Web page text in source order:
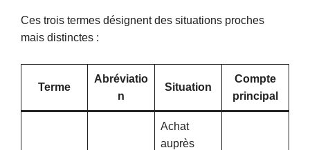
Ces trois termes désignent des situations proches
mais distinctes :
Terme
Abréviatio
n
Situation
Compte
principal
Achat
auprès